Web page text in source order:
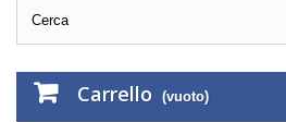
Carrello (vuoto)